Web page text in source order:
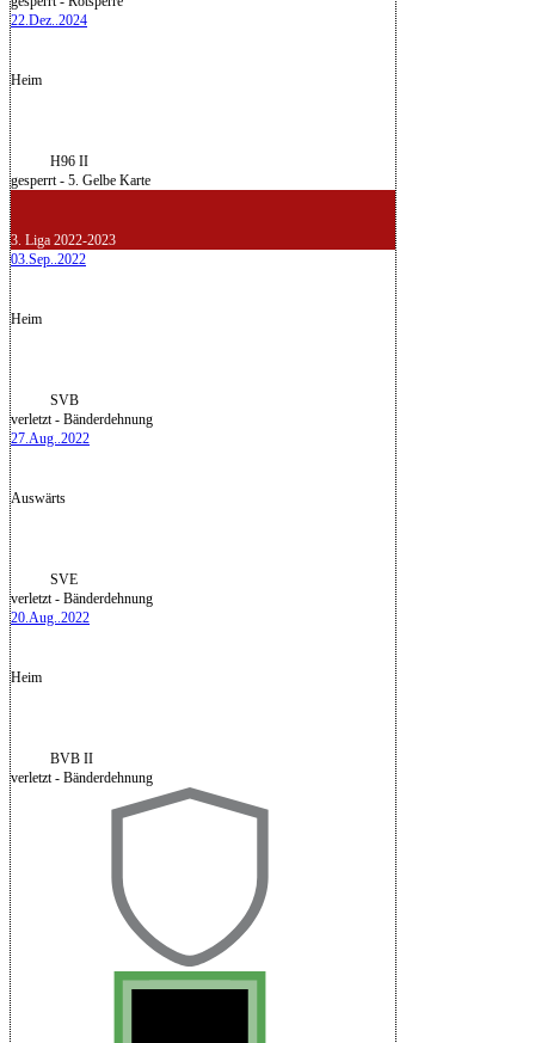
22.Dez..2024
Heim
H96 II
gesperrt - 5. Gelbe Karte
3. Liga 2022-2023
03.Sep..2022
Heim
SVB
verletzt - Bänderdehnung
27.Aug..2022
Auswärts
SVE
verletzt - Bänderdehnung
20.Aug..2022
Heim
BVB II
verletzt - Bänderdehnung